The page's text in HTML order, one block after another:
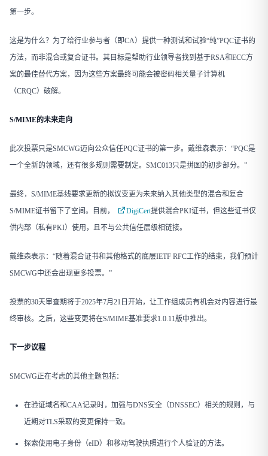
第一步。
这是为什么？为了给行业参与者（即CA）提供一种测试和试验“纯”PQC证书的
方法，而非混合或复合证书。其目标是帮助行业领导者找到基于RSA和ECC方
案的最佳替代方案，因为这些方案最终可能会被密码相关量子计算机
（CRQC）破解。
S/MIME的未来走向
此次投票只是SMCWG迈向公众信任PQC证书的第一步。戴维森表示：“PQC是
一个全新的领域，还有很多规则需要制定。SMC013只是拼图的初步部分。”
最终，S/MIME基线要求更新的拟议变更为未来纳入其他类型的混合和复合
S/MIME证书留下了空间。目前，
DigiCert提供混合PKI证书，但这些证书仅
供内部（私有PKI）使用，且不与公共信任层级相链接。
戴维森表示：“随着混合证书和其他格式的底层IETF RFC工作的结束，我们预计
SMCWG中还会出现更多投票。”
投票的30天审查期将于2025年7月21日开始，让工作组成员有机会对内容进行最
终审核。之后，这些变更将在S/MIME基准要求1.0.11版中推出。
下一步议程
SMCWG正在考虑的其他主题包括：
在验证域名和CAA记录时，加强与DNS安全（DNSSEC）相关的规则，与
近期对TLS采取的变更保持一致。
探索使用电子身份（eID）和移动驾驶执照进行个人验证的方法。